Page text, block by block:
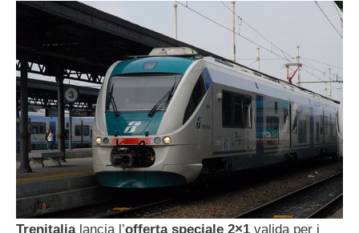
Trenitalialancia l’offerta speciale 2×1 valida per i